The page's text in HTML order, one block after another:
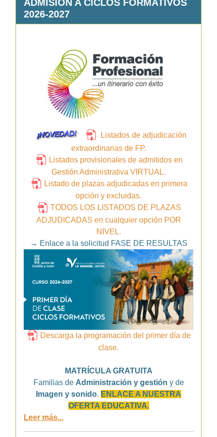
ADMISIÓN A CICLOS FORMATIVOS
2026-2027
Listados de adjudicación
extraordinarias de FP.
Listados provisionales de admitidos en
Gestión Administrativa VIRTUAL.
Listado de plazas adjudicadas en primera
opción y excluidas.
TODOS LOS LISTADOS DE PLAZAS
ADJUDICADAS en cualquier opción POR
NIVEL.
→ Enlace a la solicitud FASE DE RESULTAS
Descarga la programación del primer día de
clase.
MATRÍCULA GRATUITA
Familias de Administración y gestión y de
Imagen y sonido. ENLACE A NUESTRA
OFERTA EDUCATIVA.
Leer más...